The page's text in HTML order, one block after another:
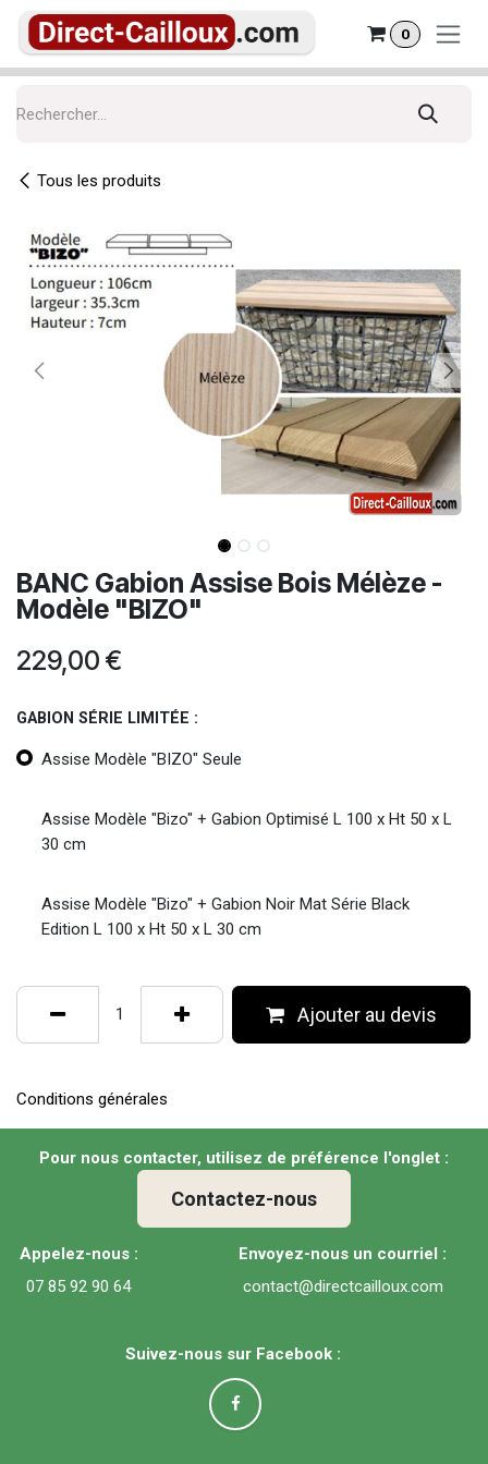
Se rendre au contenu
0
Tous les produits
BANC Gabion Assise Bois Mélèze -
Modèle "BIZO"
229,00 €
GABION SÉRIE LIMITÉE :
Assise Modèle "BIZO" Seule
Assise Modèle "Bizo" + Gabion Optimisé L 100 x Ht 50 x L
30 cm
Assise Modèle "Bizo" + Gabion Noir Mat Série Black
Edition L 100 x Ht 50 x L 30 cm
Ajouter au devis
Conditions générales
Pour nous contacter, utilisez de préférence l'onglet :
Contactez-nous
Appelez-nous :
07 85 92 90 64
Envoyez-nous un courriel :
contact@directcailloux.com
Suivez-nous sur Facebook :